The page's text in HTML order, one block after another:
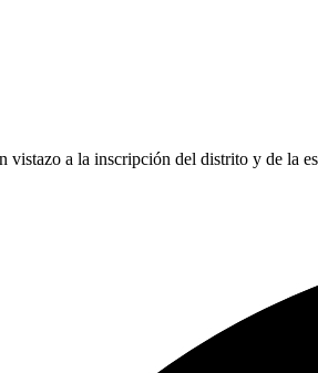
vistazo a la inscripción del distrito y de la